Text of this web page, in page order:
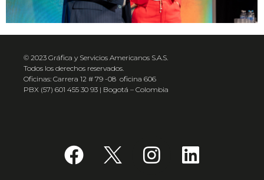
© 2023 Gráfica y Servicios Americanos S.A.S.
Todos los derechos reservados.
Oficinas: Carrera 12 # 79 -08 oficina 606
PBX (57) 601 455 30 93 | Bogotá – Colombia